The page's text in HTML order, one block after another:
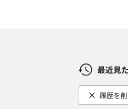
最近見
履歴を